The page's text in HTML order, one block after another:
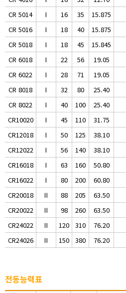
CR 5014
Ⅰ 16 35 15.875
CR 5016
Ⅰ 18 40 15.875
CR 5018
Ⅰ 18 45 15.845
CR 6018
Ⅰ 22 56 19.05
CR 6022
Ⅰ 28 71 19.05
CR 8018
Ⅰ 32 80 25.40
CR 8022
Ⅰ 40 100 25.40
CR10020
Ⅰ 45 110 31.75
CR12018
Ⅰ 50 125 38.10
CR12022
Ⅰ 56 140 38.10
CR16018
Ⅰ 63 160 50.80
CR16022
Ⅰ 80 200 60.80
CR20018
Ⅱ 88 205 63.50
CR20022
Ⅱ 98 260 63.50
CR24022
Ⅱ 120 310 76.20
CR24026
Ⅱ 150 380 76.20
전동능력표